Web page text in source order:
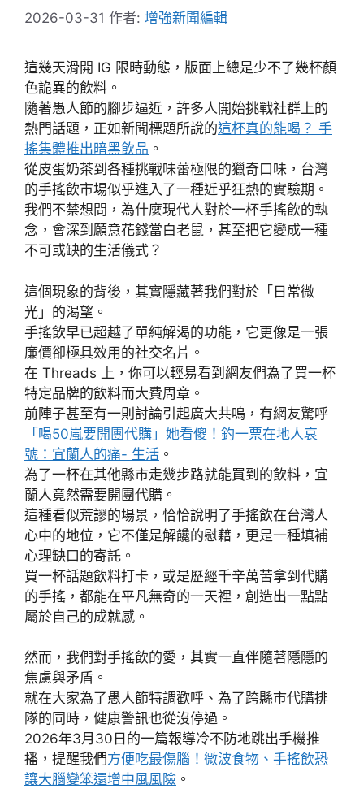
2026-03-31 作者: 增強新聞編輯
這幾天滑開 IG 限時動態，版面上總是少不了幾杯顏
色詭異的飲料。
隨著愚人節的腳步逼近，許多人開始挑戰社群上的
熱門話題，正如新聞標題所說的這杯真的能喝？ 手
搖集體推出暗黑飲品 。
從皮蛋奶茶到各種挑戰味蕾極限的獵奇口味，台灣
的手搖飲市場似乎進入了一種近乎狂熱的實驗期。
我們不禁想問，為什麼現代人對於一杯手搖飲的執
念，會深到願意花錢當白老鼠，甚至把它變成一種
不可或缺的生活儀式？
這個現象的背後，其實隱藏著我們對於「日常微
光」的渴望。
手搖飲早已超越了單純解渴的功能，它更像是一張
廉價卻極具效用的社交名片。
在 Threads 上，你可以輕易看到網友們為了買一杯
特定品牌的飲料而大費周章。
前陣子甚至有一則討論引起廣大共鳴，有網友驚呼
「喝50嵐要開團代購」她看傻！釣一票在地人哀
號：宜蘭人的痛- 生活 。
為了一杯在其他縣市走幾步路就能買到的飲料，宜
蘭人竟然需要開團代購。
這種看似荒謬的場景，恰恰說明了手搖飲在台灣人
心中的地位，它不僅是解饞的慰藉，更是一種填補
心理缺口的寄託。
買一杯話題飲料打卡，或是歷經千辛萬苦拿到代購
的手搖，都能在平凡無奇的一天裡，創造出一點點
屬於自己的成就感。
然而，我們對手搖飲的愛，其實一直伴隨著隱隱的
焦慮與矛盾。
就在大家為了愚人節特調歡呼、為了跨縣市代購排
隊的同時，健康警訊也從沒停過。
2026年3月30日的一篇報導冷不防地跳出手機推
播，提醒我們方便吃最傷腦！微波食物、手搖飲恐
讓大腦變笨還增中風風險 。